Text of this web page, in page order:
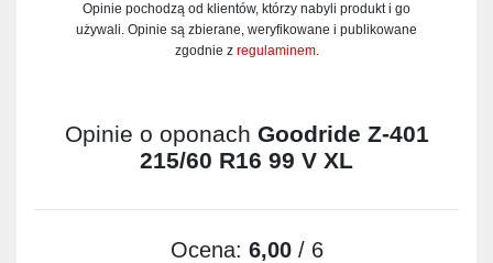
Opinie pochodzą od klientów, którzy nabyli produkt i go
używali. Opinie są zbierane, weryfikowane i publikowane
zgodnie z regulaminem.
Opinie o oponach Goodride Z-401
215/60 R16 99 V XL
Ocena: 6,00/ 6